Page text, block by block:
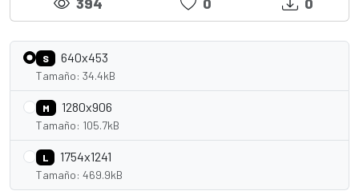
S 640x453
Tamaño: 34.4kB
M 1280x906
Tamaño: 105.7kB
L 1754x1241
Tamaño: 469.9kB